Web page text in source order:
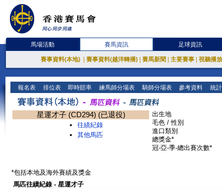
馬場活動 賽馬資訊 足球資訊
賽事資料(本地) 賽事資料(越洋轉播) 賽馬新聞 主要賽事 視聽播
報名表 排位表 即時賠率 練馬師分場表 騎師分場表 參考資料 統
星運才子 (CD294) (已退役)
往績紀錄
其他馬匹
出生地
毛色 / 性別
進口類別
總獎金*
冠-亞-季-總出賽次數*
*包括本地及海外賽績及獎金
馬匹往績紀錄 - 星運才子